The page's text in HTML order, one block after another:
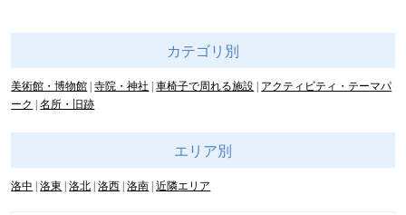
カテゴリ別
美術館・博物館 寺院・神社 車椅子で周れる施設
アクティビティ・テーマパ
ーク
名所・旧跡
エリア別
洛中 洛東 洛北 洛西 洛南 近隣エリア